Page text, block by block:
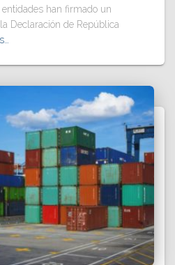
han firmado un
Declaración de República